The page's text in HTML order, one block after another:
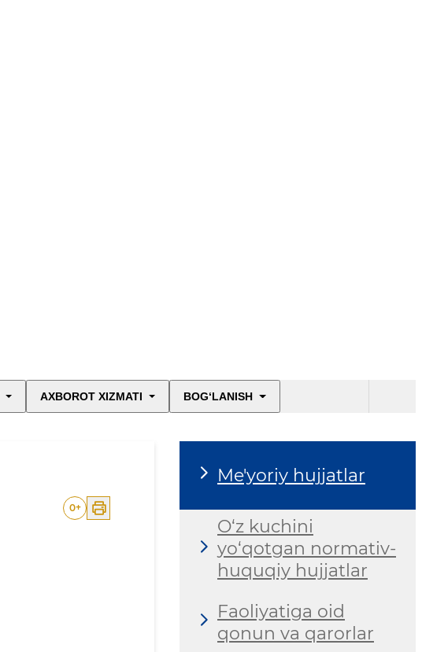
AXBOROT XIZMATI BOG‘LANISH
0+
Me'yoriy hujjatlar
O‘z kuchini
yo‘qotgan normativ-
huquqiy hujjatlar
Faoliyatiga oid
qonun va qarorlar